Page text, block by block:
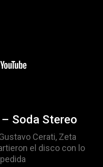
– Soda Stereo
Cerati, Zeta
el disco con lo